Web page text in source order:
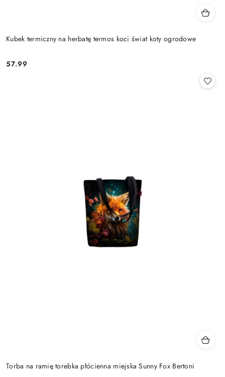
Kubek termiczny na herbatę termos koci świat koty ogrodowe
Cena:
57.99
Torba na ramię torebka płócienna miejska Sunny Fox Bertoni